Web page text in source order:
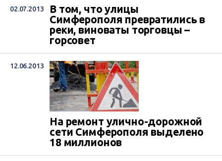
02.07.2013
В том, что улицы
Симферополя превратились в
реки, виноваты торговцы –
горсовет
12.06.2013
На ремонт улично-дорожной
сети Симферополя выделено
18 миллионов